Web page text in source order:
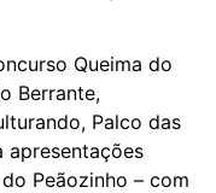
Queima do
Berrante,
Palco das
apresentações
Peãozinho – com